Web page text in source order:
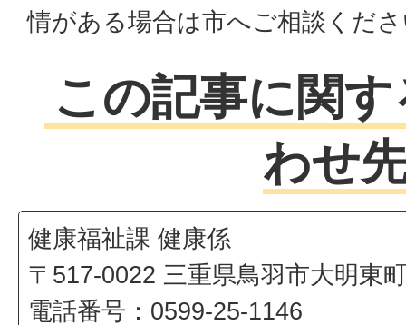
情がある場合は市へご相談くだ
この記事に関
わせ
健康福祉課 健康係
〒517-0022 三重県鳥羽市大明東
電話番号：0599-25-1146